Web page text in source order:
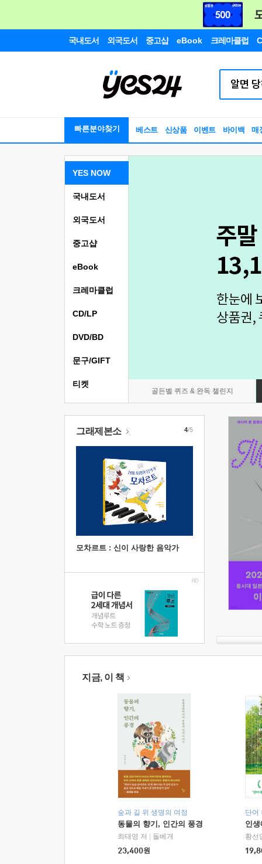
국내도서 외국도서 중고샵 eBook 크레마클럽
빠른분야찾기 베스트 신상품 이벤트 바이백 매
YES NOW
골든벨 퀴즈 & 완독 챌린지
국내도서
외국도서
중고샵
eBook
크레마클럽
CD/LP
DVD/BD
문구/GIFT
티켓
그래제본소
모차르트 : 신이 사랑한 음악가
4/5
지금, 이 책
숲과 길 위 생명의 여정
동물의 향기, 인간의 풍경
최태영 저
돌베개
23,400원
단어
인
황선